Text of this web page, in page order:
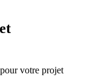
votre projet